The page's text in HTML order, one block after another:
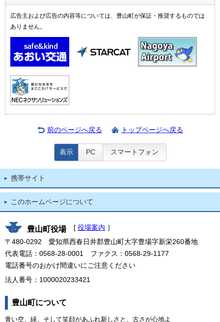
広告主および広告の内容等については、豊山町が保証・推奨するものでは
ありません。
前のページへ戻る トップページへ戻る
表示 PC スマートフォン
携帯サイト
このホームページについて
豊山町役場 [ 役場案内 ］
〒480-0292 愛知県西春日井郡豊山町大字豊場字新栄260番地
代表電話：0568-28-0001 ファクス：0568-29-1177
電話番号のおかけ間違いにご注意ください
法人番号：1000020233421
豊山町について
青い空、緑、そして笑顔があふれ新しさと、古さが心地よ